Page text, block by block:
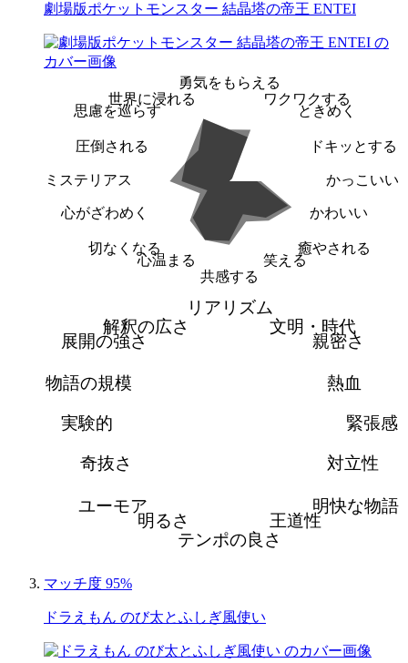
劇場版ポケットモンスター 結晶塔の帝王 ENTEI
勇気をもらえる
ワクワクする
ときめく
ドキッとする
かっこいい
かわいい
癒やされる
笑える
共感する
心温まる
切なくなる
心がざわめく
ミステリアス
圧倒される
思慮を巡らす
世界に浸れる
リアリズム
文明・時代
親密さ
熱血
緊張感
対立性
明快な物語
王道性
テンポの良さ
明るさ
ユーモア
奇抜さ
実験的
物語の規模
展開の強さ
解釈の広さ
マッチ度 95%
ドラえもん のび太とふしぎ風使い